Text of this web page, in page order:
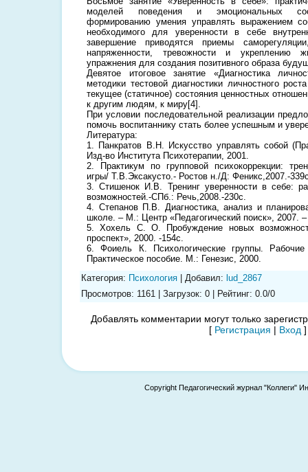
моделей поведения и эмоциональных
формированию умения управлять выражением
необходимого для уверенности в себе
завершение приводятся приемы
напряженности, тревожности и укреплению
упражнения для создания позитивного образа
Девятое итоговое занятие «Диагностика
методики тестовой диагностики личностного
текущее (статичное) состояния ценностных
к другим людям, к миру[4].
При условии последовательной реализации
помочь воспитаннику стать более успешным и
Литература:
1. Панкратов В.Н. Искусство управлять собой
Изд-во Института Психотерапии, 2001.
2. Практикум по групповой психокоррекции:
игры/ Т.В.Эксакусто.- Ростов н./Д: Феникс,2007.-
3. Стишенок И.В. Тренинг уверенности в себе:
возможностей.-СПб.: Речь,2008.-230с.
4. Степанов П.В. Диагностика, анализ и
школе. – М.: Центр «Педагогический поиск», 2007.
5. Хохель С. О. Пробуждение новых
проспект», 2000. -154с.
6. Фоиель К. Психологические группы.
Практическое пособие. М.: Генезис, 2000.
Категория: Психология Добавил: lud_2867
Просмотров: 1161 Загрузок: 0 Рейтинг: 0.0/0
Добавлять комментарии могут только
[ Регистрация | Вход ]
Copyright Педагогический журнал "Коллеги"